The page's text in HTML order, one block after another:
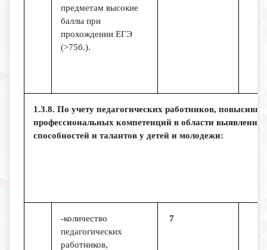
предметам высокие
баллы при
прохождении ЕГЭ
(>75б.).
1.3.8. По учету педагогических работников,
профессиональных компетенций в области
способностей и талантов у детей и молодежи:
-количество
педагогических
работников,
7